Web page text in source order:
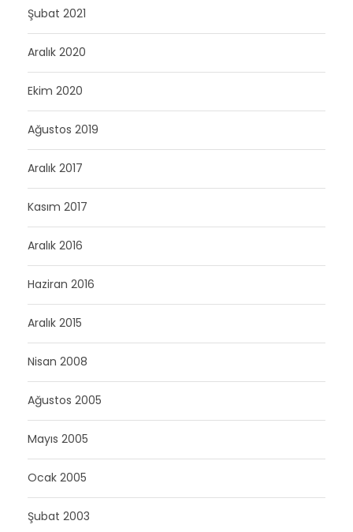
Şubat 2021
Aralık 2020
Ekim 2020
Ağustos 2019
Aralık 2017
Kasım 2017
Aralık 2016
Haziran 2016
Aralık 2015
Nisan 2008
Ağustos 2005
Mayıs 2005
Ocak 2005
Şubat 2003